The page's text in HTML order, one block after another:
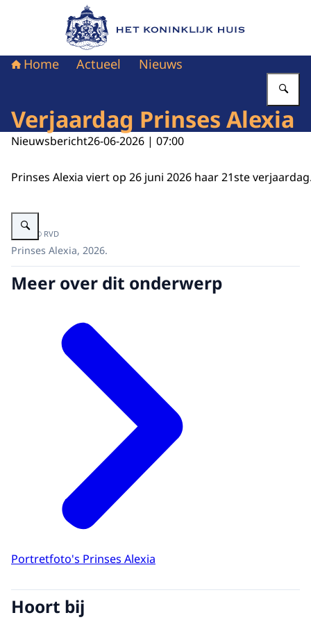
Naar de homepage van Het Koninklijk Huis
Home Actueel Nieuws
Verjaardag Prinses Alexia
Nieuwsbericht26-06-2026 | 07:00
Prinses Alexia viert op 26 juni 2026 haar 21ste
Vergroot afbeelding Prinses Alexia
Beeld: © RVD
Prinses Alexia, 2026.
Meer over dit onderwerp
Portretfoto's Prinses Alexia
Hoort bij